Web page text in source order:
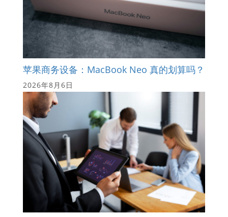
苹果商务设备：MacBook Neo 真的划算吗？
2026年8月6日